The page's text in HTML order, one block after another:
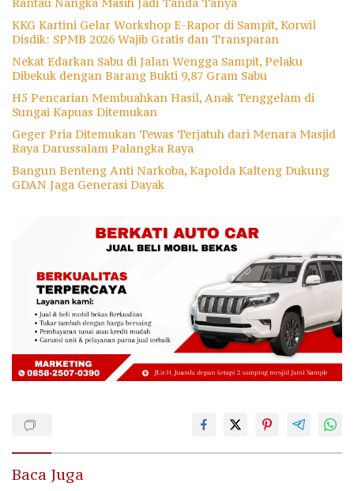
KKG Kartini Gelar Workshop E-Rapor di Sampit, Korwil
Disdik: SPMB 2026 Wajib Gratis dan Transparan
Nekat Edarkan Sabu di Jalan Wengga Sampit, Pelaku
Dibekuk dengan Barang Bukti 9,87 Gram Sabu
H5 Pencarian Membuahkan Hasil, Anak Tenggelam di
Sungai Kapuas Ditemukan
Geger Pria Ditemukan Tewas Terjatuh dari Menara Masjid
Raya Darussalam Palangka Raya
Bangun Benteng Anti Narkoba, Kapolda Kalteng Dukung
GDAN Jaga Generasi Dayak
Baca Juga